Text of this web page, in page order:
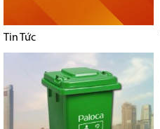
Tin Tức